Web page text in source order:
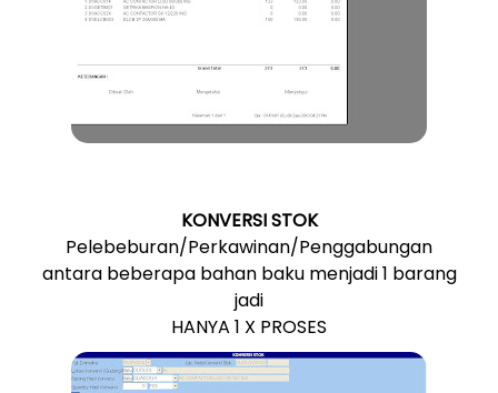
KONVERSI STOK
Pelebeburan/Perkawinan/Penggabungan
antara beberapa bahan baku menjadi 1 barang
jadi
HANYA 1 X PROSES